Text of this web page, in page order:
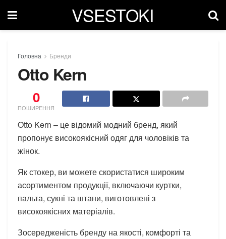
VSESTOKI
Головна Бренди
Otto Kern
0
ПОШИРЕННЯ
Otto Kern – це відомий модний бренд, який
пропонує високоякісний одяг для чоловіків та
жінок.
Як стокер, ви можете скористатися широким
асортиментом продукції, включаючи куртки,
пальта, сукні та штани, виготовлені з
високоякісних матеріалів.
Зосередженість бренду на якості, комфорті та